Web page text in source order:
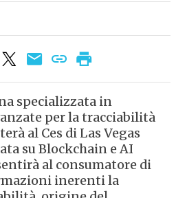
specializzata in
per la tracciabilità
al Ces di Las Vegas
su Blockchain e AI
al consumatore di
inerenti la